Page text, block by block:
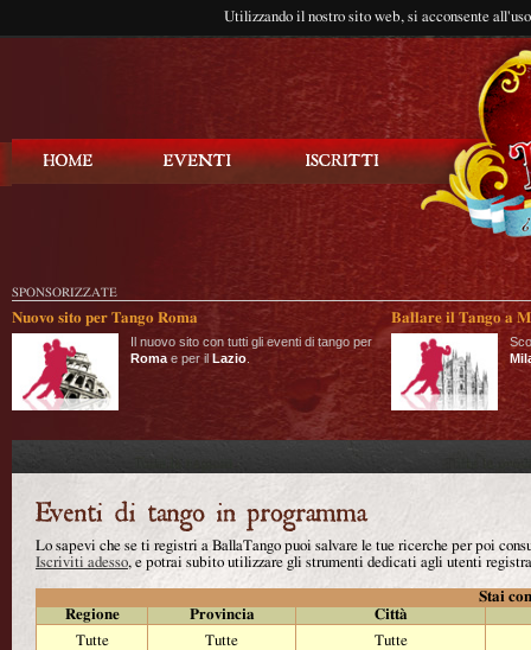
Utilizzando il nostro sito web, si acconsente
SPONSORIZZATE
Nuovo sito per Tango Roma
Il nuovo sito con tutti gli eventi di tango per
Roma e per il Lazio
Ballare il Tango a
Lo sapevi che se ti registri a BallaTango puoi salvare le tue ricerche per poi
Iscriviti adesso, e potrai subito utilizzare gli strumenti dedicati agli utenti
Stai
Regione
Provincia
Città
Tutte
Tutte
Tutte